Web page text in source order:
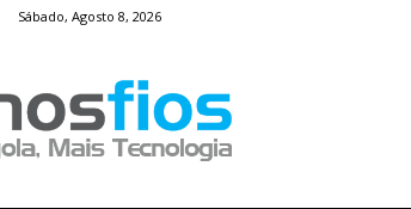
Sábado, Agosto 8, 2026
Fios